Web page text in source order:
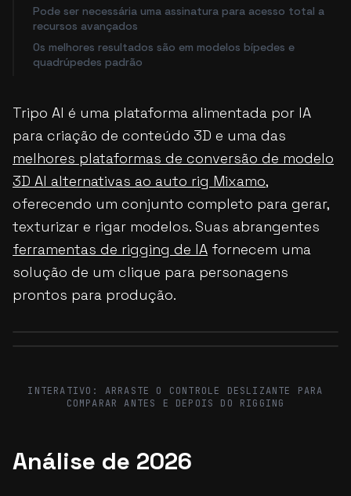
Pode ser necessária uma assinatura para acesso total a
recursos avançados
Os melhores resultados são em modelos bípedes e
quadrúpedes padrão
Tripo AI é uma plataforma alimentada por IA
para criação de conteúdo 3D e uma das
melhores plataformas de conversão de modelo
3D AI alternativas ao auto rig Mixamo,
oferecendo um conjunto completo para gerar,
texturizar e rigar modelos. Suas abrangentes
ferramentas de rigging de IA fornecem uma
solução de um clique para personagens
prontos para produção.
INTERATIVO: ARRASTE O CONTROLE DESLIZANTE PARA
COMPARAR ANTES E DEPOIS DO RIGGING
Análise de 2026